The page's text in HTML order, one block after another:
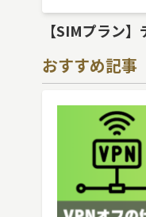
【SIMプラン
おすすめ記事